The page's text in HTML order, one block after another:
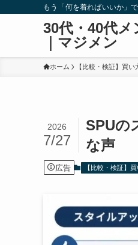
もう「何を着ればいいか」
30代・40代
｜マジメン
ホーム 【比較・検証】買い
SPUの
な声
2026
7/27
広告 【比較・検証】